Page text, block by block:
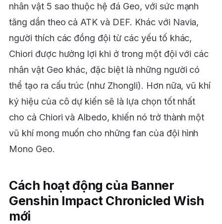
nhân vật 5 sao thuộc hệ đá Geo, với sức mạnh
tăng dần theo cả ATK và DEF. Khác với Navia,
người thích các đồng đội từ các yếu tố khác,
Chiori được hưởng lợi khi ở trong một đội với các
nhân vật Geo khác, đặc biệt là những người có
thể tạo ra cấu trúc (như Zhongli). Hơn nữa, vũ khí
ký hiệu của cô dự kiến sẽ là lựa chọn tốt nhất
cho cả Chiori và Albedo, khiến nó trở thành một
vũ khí mong muốn cho những fan của đội hình
Mono Geo.
Cách hoạt động của Banner
Genshin Impact Chronicled Wish
mới